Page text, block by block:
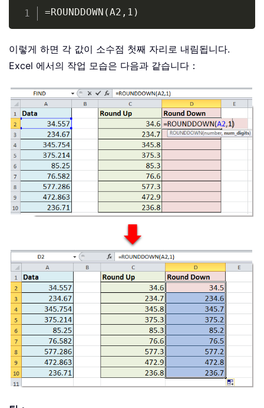
=ROUNDDOWN(A2,1)
이렇게 하면 각 값이 소수점 첫째 자리로 내림됩니다.
Excel 에서의 작업 모습은 다음과 같습니다：